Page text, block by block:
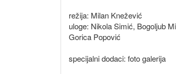
režija: Milan Knežević
uloge: Nikola Simić, Bogoljub
Gorica Popović
specijalni dodaci: foto galerija